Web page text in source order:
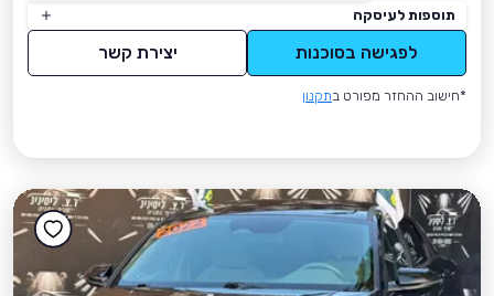
תוספות לעיסקה
לפגישה בסוכנות יצירת קשר
*חישוב ההחזר מפורט בתקנון